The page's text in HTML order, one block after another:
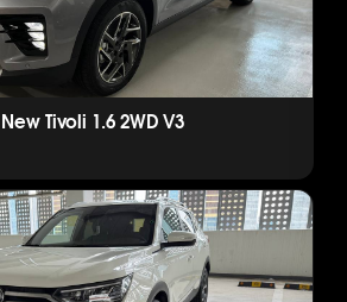
Tivoli 1.6 2WD V3